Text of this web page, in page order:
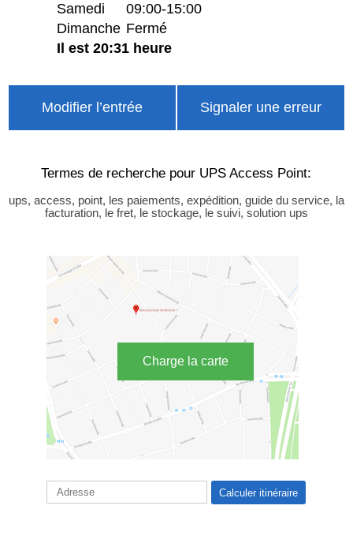
Samedi
09:00-15:00
Dimanche Fermé
Il est 20:31 heure
Modifier l’entrée Signaler une erreur
Termes de recherche pour UPS Access Point:
ups, access, point, les paiements, expédition, guide du service, la
facturation, le fret, le stockage, le suivi, solution ups
Charge la carte